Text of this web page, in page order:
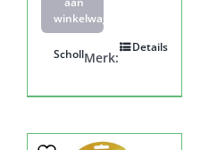
winkelwagen
Details
Merk:
Scholl